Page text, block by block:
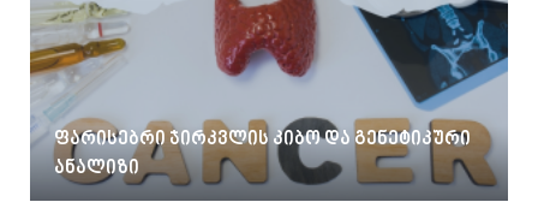
ფარისებრი ჯირკვლის კიბო და გენეტიკური
ანალიზი